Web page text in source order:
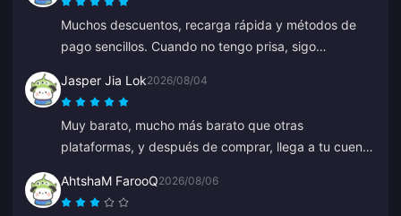
Muchos descuentos, recarga rápida y métodos de
pago sencillos. Cuando no tengo prisa, sigo
ahorrando. Excelente para recargar diamantes, ya se
lo he recomendado a varios amigos.
Jasper Jia Lok2026/08/04
Muy barato, mucho más barato que otras
plataformas, y después de comprar, llega a tu cuenta
AhtshaM FarooQ2026/08/06